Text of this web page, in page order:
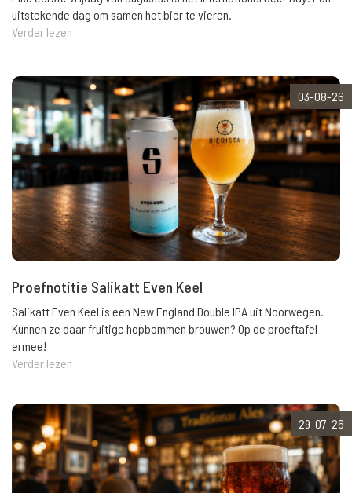
uitstekende dag om samen het bier te vieren.
Verder lezen
03-08-26
Proefnotitie Salikatt Even Keel
Salikatt Even Keel is een New England Double IPA uit Noorwegen.
Kunnen ze daar fruitige hopbommen brouwen? Op de proeftafel
ermee!
Verder lezen
29-07-26